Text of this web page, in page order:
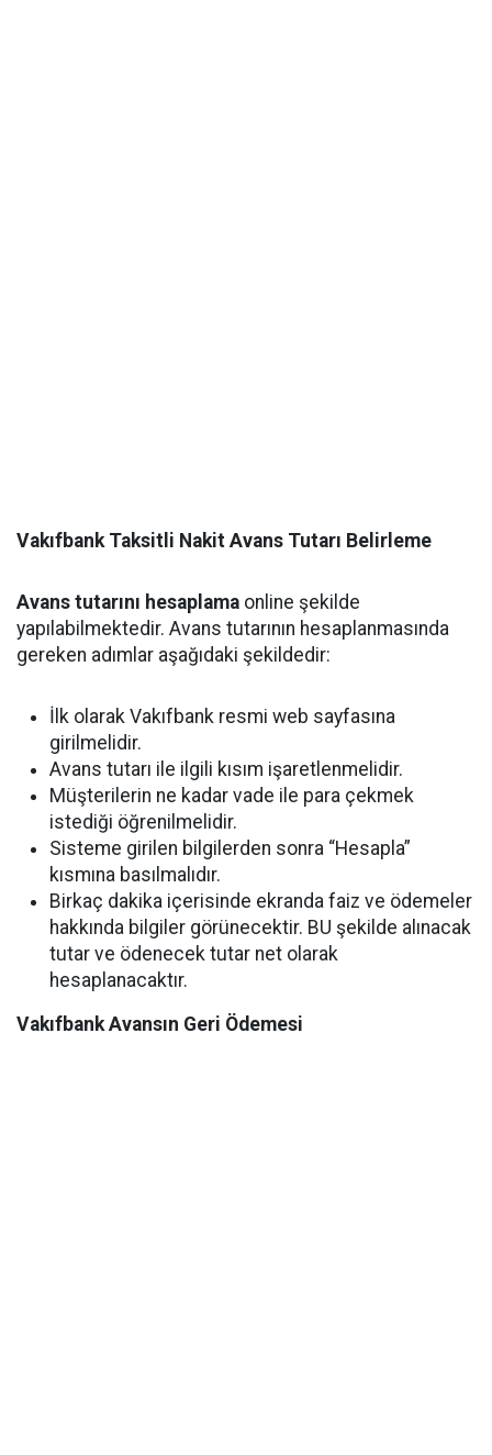
Vakıfbank Taksitli Nakit Avans Tutarı Belirleme
Avans tutarını hesaplama online şekilde
yapılabilmektedir. Avans tutarının hesaplanmasında
gereken adımlar aşağıdaki şekildedir:
İlk olarak Vakıfbank resmi web sayfasına
girilmelidir.
Avans tutarı ile ilgili kısım işaretlenmelidir.
Müşterilerin ne kadar vade ile para çekmek
istediği öğrenilmelidir.
Sisteme girilen bilgilerden sonra “Hesapla”
kısmına basılmalıdır.
Birkaç dakika içerisinde ekranda faiz ve ödemeler
hakkında bilgiler görünecektir. BU şekilde alınacak
tutar ve ödenecek tutar net olarak
hesaplanacaktır.
Vakıfbank Avansın Geri Ödemesi